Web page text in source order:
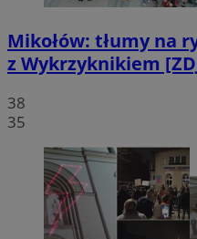
Mikołów: tłumy na
z Wykrzyknikiem
38
35